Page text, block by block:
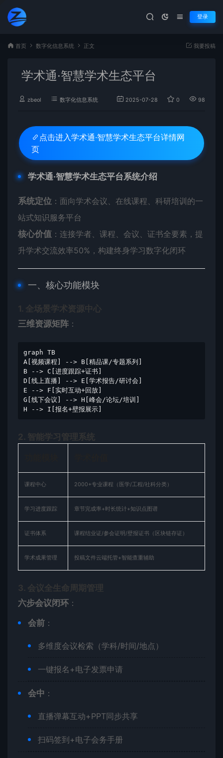
登录
首页 数字化信息系统 正文 我要投稿
​​学术通·智慧学术生态平台
zbeol 数字化信息系统 2025-07-28 0 987
点击进入 ​​学术通·智慧学术生态平台详情网
页
​学术通·智慧学术生态平台系统介绍​
​系统定位​ ​：面向学术会议、在线课程、科研培训的一
站式知识服务平台
​核心价值​ ​：连接学者、课程、会议、证书全要素，提
升学术交流效率50%，构建终身学习数字化闭环
一、核心功能模块
​1. 全场景学术资源中心​
​三维资源矩阵​ ​：
graph TB
A[视频课程] --> B[精品课/专题系列]
B --> C[进度跟踪+证书]
D[线上直播] --> E[学术报告/研讨会]
E --> F[实时互动+回放]
G[线下会议] --> H[峰会/论坛/培训]
H --> I[报名+壁报展示]
​2. 智能学习管理系统​
课程中心 2000+专业课程（医学/工程/社科分类）
学习进度跟踪 章节完成率+时长统计+知识点图谱
证书体系 课程结业证/参会证明/壁报证书（区块链存证）
学术成果管理 投稿文件云端托管+智能查重辅助
​3. 会议全生命周期管理​
​六步会议闭环​ ​：
​会前​ ​：
多维度会议检索（学科/时间/地点）
一键报名+电子发票申请
​会中​ ​：
直播弹幕互动+PPT同步共享
扫码签到+电子会务手册